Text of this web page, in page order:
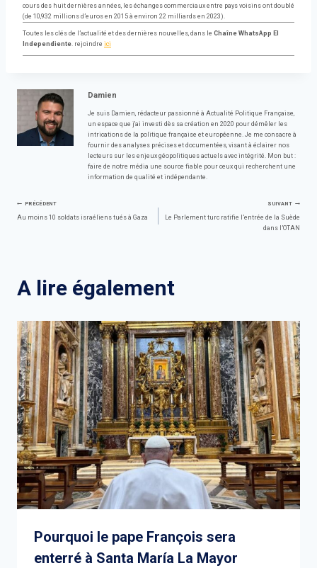
cours des huit dernières années, les échanges commerciaux entre pays voisins ont doublé
(de 10,932 millions d’euros en 2015 à environ 22 milliards en 2023).
Toutes les clés de l’actualité et des dernières nouvelles, dans le Chaîne WhatsApp El
Independiente. rejoindre ici
Damien
Je suis Damien, rédacteur passionné à Actualité Politique Française,
un espace que j'ai investi dès sa création en 2020 pour démêler les
intrications de la politique française et européenne. Je me consacre à
fournir des analyses précises et documentées, visant à éclairer nos
lecteurs sur les enjeux géopolitiques actuels avec intégrité. Mon but :
faire de notre média une source fiable pour ceux qui recherchent une
information de qualité et indépendante.
Navigation
PRÉCÉDENT
Au moins 10 soldats israéliens tués à Gaza
SUIVANT
Le Parlement turc ratifie l’entrée de la Suède
dans l’OTAN
A lire également
Pourquoi le pape François sera
enterré à Santa María La Mayor